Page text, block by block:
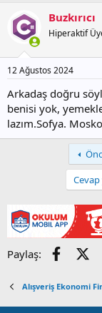
Buzkırıcı
Hiperaktif
12 Ağustos 2024
Arkadaş doğru
benisi yok,
lazım.Sofya.
Paylaş:
Alışveriş Ekonomi